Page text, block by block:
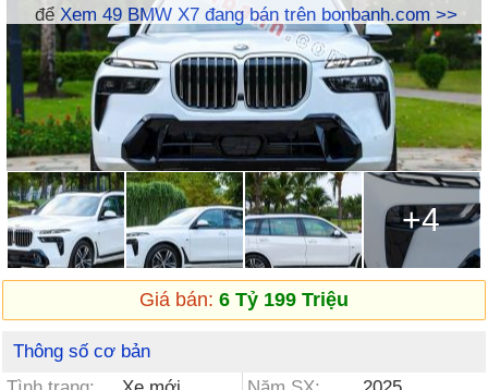
để Xem 49 BMW X7 đang bán trên bonbanh.com >>
+4
Giá bán: 6 Tỷ 199 Triệu
Thông số cơ bản